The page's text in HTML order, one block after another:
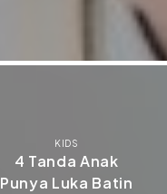
KIDS
4 Tanda Anak
Punya Luka Batin